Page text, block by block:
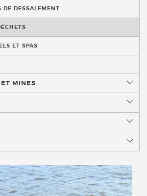
DE DESSALEMENT
ET SPAS
MINES